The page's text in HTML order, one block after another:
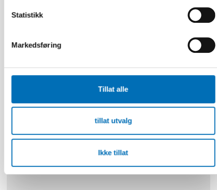
Statistikk
Markedsføring
Tillat alle
tillat utvalg
Ikke tillat